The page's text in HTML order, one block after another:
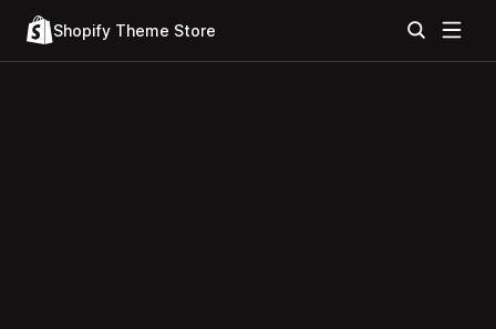
Shopify Theme Store